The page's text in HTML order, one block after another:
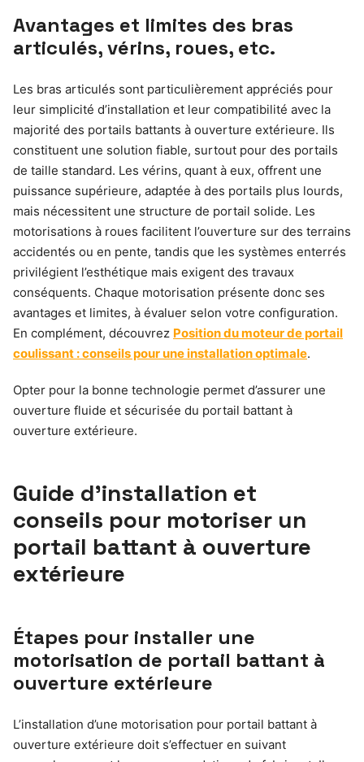
Avantages et limites des bras
articulés, vérins, roues, etc.
Les bras articulés sont particulièrement appréciés pour
leur simplicité d’installation et leur compatibilité avec la
majorité des portails battants à ouverture extérieure. Ils
constituent une solution fiable, surtout pour des portails
de taille standard. Les vérins, quant à eux, offrent une
puissance supérieure, adaptée à des portails plus lourds,
mais nécessitent une structure de portail solide. Les
motorisations à roues facilitent l’ouverture sur des terrains
accidentés ou en pente, tandis que les systèmes enterrés
privilégient l’esthétique mais exigent des travaux
conséquents. Chaque motorisation présente donc ses
avantages et limites, à évaluer selon votre configuration.
En complément, découvrez Position du moteur de portail
coulissant : conseils pour une installation optimale.
Opter pour la bonne technologie permet d’assurer une
ouverture fluide et sécurisée du portail battant à
ouverture extérieure.
Guide d’installation et
conseils pour motoriser un
portail battant à ouverture
extérieure
Étapes pour installer une
motorisation de portail battant à
ouverture extérieure
L’installation d’une motorisation pour portail battant à
ouverture extérieure doit s’effectuer en suivant